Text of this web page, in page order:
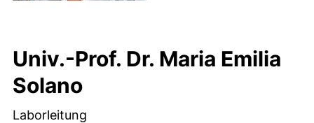
Univ.-Prof. Dr. Maria Emilia
Solano
Laborleitung